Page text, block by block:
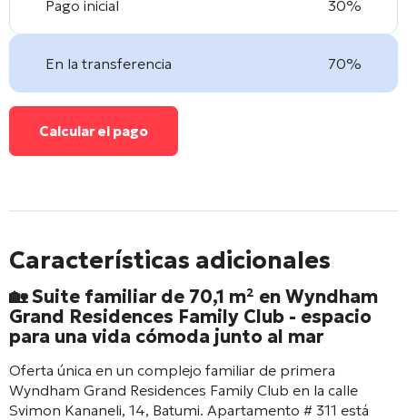
Pago inicial 30%
En la transferencia 70%
Calcular el pago
Características adicionales
🏡 Suite familiar de 70,1 m² enWyndham
Grand Residences Family Club - espacio
para una vida cómoda junto al mar
Oferta única en un complejo familiar de primera
Wyndham Grand Residences Family Club en la calle
Svimon Kananeli, 14, Batumi. Apartamento # 311 está